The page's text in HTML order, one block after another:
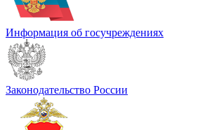
Информация об госучреждениях
Законодательство России